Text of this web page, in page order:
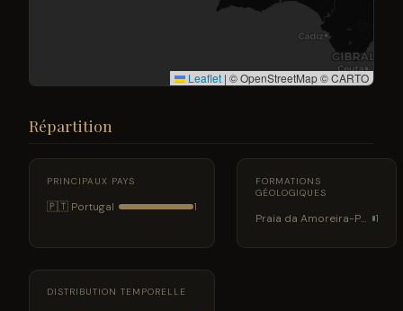
Leaflet | © OpenStreetMap © CARTO
Répartition
PRINCIPAUX PAYS
🇵🇹 Portugal 1
FORMATIONS
GÉOLOGIQUES
Praia da Amoreira-Porto Novo 1
DISTRIBUTION TEMPORELLE